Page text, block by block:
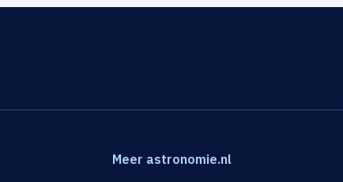
Meer astronomie.nl